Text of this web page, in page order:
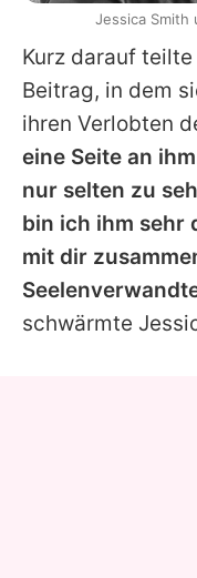
Kurz darauf
Beitrag, in dem
ihren Verlobten
eine Seite an
nur selten zu
bin ich ihm sehr
mit dir
schwärmte
Jessica Smith